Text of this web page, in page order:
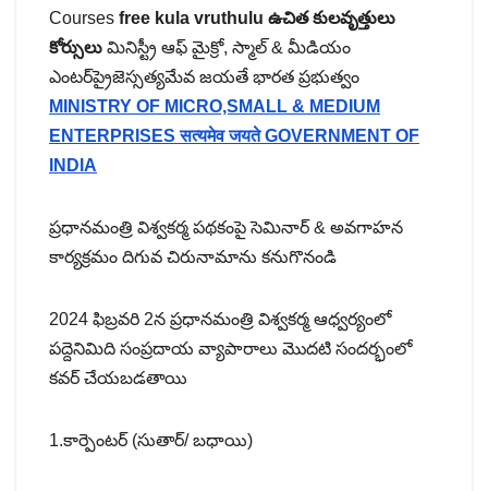
Courses free kula vruthulu ఉచిత కులవృత్తులు
కోర్సులు మినిస్ట్రీ ఆఫ్ మైక్రో, స్మాల్ & మీడియం
ఎంటర్‌ప్రైజెస్సత్యమేవ జయతే భారత ప్రభుత్వం
MINISTRY OF MICRO,SMALL & MEDIUM
ENTERPRISES सत्यमेव जयते GOVERNMENT OF
INDIA
ప్రధానమంత్రి విశ్వకర్మ పథకంపై సెమినార్ & అవగాహన
కార్యక్రమం దిగువ చిరునామాను కనుగొనండి
2024 ఫిబ్రవరి 2న ప్రధానమంత్రి విశ్వకర్మ ఆధ్వర్యంలో
పద్దెనిమిది సంప్రదాయ వ్యాపారాలు మొదటి సందర్భంలో
కవర్ చేయబడతాయి
1.కార్పెంటర్ (సుతార్/ బధాయి)